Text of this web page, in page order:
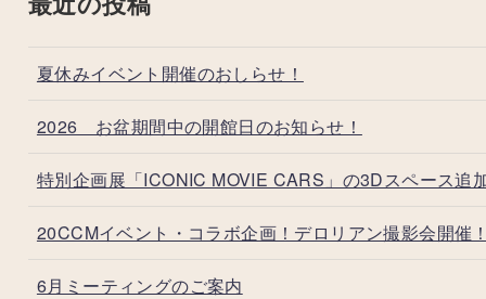
夏休みイベント開催のおしらせ！
2026 お盆期間中の開館日のお知らせ！
特別企画展「ICONIC MOVIE CARS」の3Dスペース追
20CCMイベント・コラボ企画！デロリアン撮影会開催
6月ミーティングのご案内